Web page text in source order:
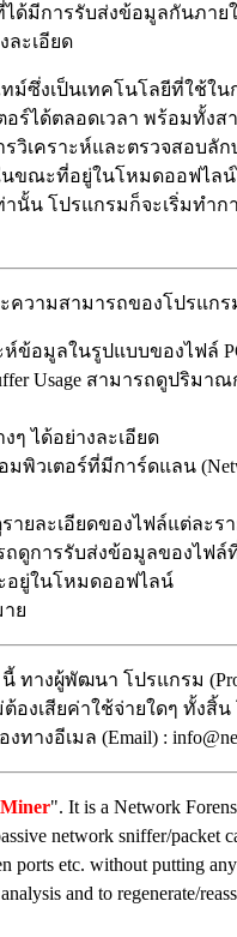
ได้มีการรับส่งข้อมูลกันภา
ะเอียด
ทม์ซึ่งเป็นเทคโนโลยีที่ใช้ใ
อร์ได้ตลอดเวลา พร้อมทั้ง
รวิเคราะห์และตรวจสอบ
นขณะที่อยู่ในโหมดออฟไล
านั้น โปรแกรมก็จะเริ่มทำ
ความสามารถของโปรแกร
ห์ข้อมูลในรูปแบบของไฟล์
Usage สามารถดูปริม
ๆ ได้อย่างละเอียด
พิวเตอร์ที่มีการ์ดแลน
ยละเอียดของไฟล์แต่ละร
ถดูการรับส่งข้อมูลของไฟ
อยู่ในโหมดออฟไลน์
ย
นี้ ทางผู้พัฒนา โปรแกรม
องเสียค่าใช้จ่ายใดๆ ทั้ง
งอีเมล (Email) :
". It is a Network
network sniffer/packet
ports etc. without putting
and to regenerate/